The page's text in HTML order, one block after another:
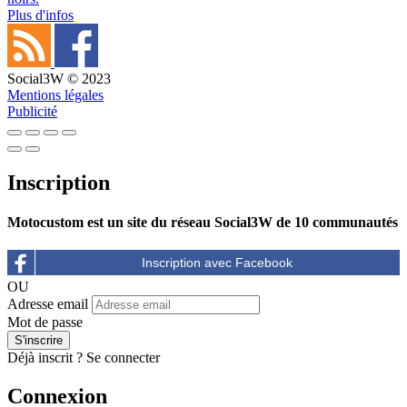
Plus d'infos
Social3W © 2023
Mentions légales
Publicité
Inscription
Motocustom est un site du réseau Social3W de 10 communautés
OU
Adresse email
Mot de passe
Déjà inscrit ? Se connecter
Connexion